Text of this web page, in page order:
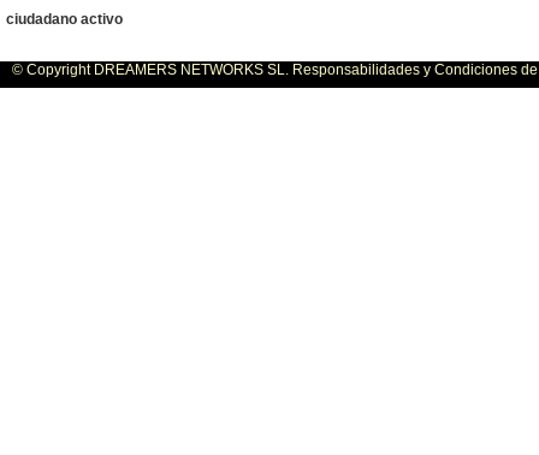
ciudadano activo
© Copyright DREAMERS NETWORKS SL. Responsabilidades y Condiciones